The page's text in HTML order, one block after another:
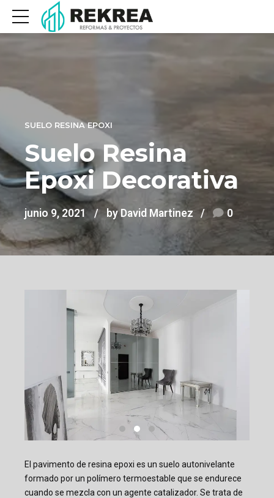
SUELO RESINA EPOXI
Suelo Resina
Epoxi Decorativa
junio 9, 2021 by David Martinez 0
El pavimento de resina epoxi es un suelo autonivelante
formado por un polímero termoestable que se endurece
cuando se mezcla con un agente catalizador. Se trata de